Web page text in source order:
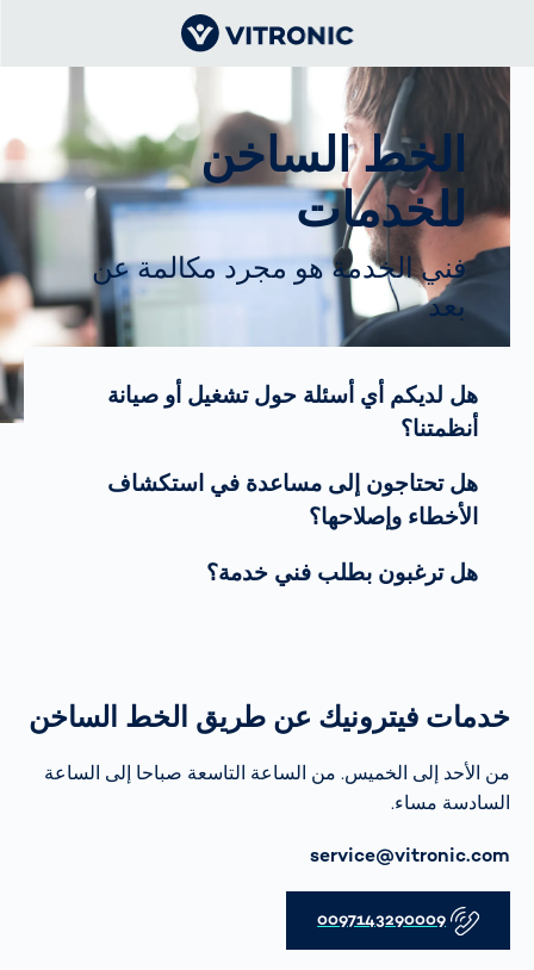
الخط الساخن
للخدمات
فني الخدمة هو مجرد مكالمة عن
بعد
هل لديكم أي أسئلة حول تشغيل أو صيانة
أنظمتنا؟
هل تحتاجون إلى مساعدة في استكشاف
الأخطاء وإصلاحها؟
هل ترغبون بطلب فني خدمة؟
خدمات فيترونيك عن طريق الخط الساخن
من الأحد إلى الخميس. من الساعة التاسعة صباحا إلى الساعة
السادسة مساء.
البريد الإلكتروني
service@vitronic.com
هاتف
0097143290009